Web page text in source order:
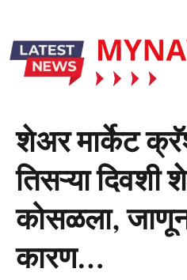
शेअर मार्केट
तिसऱ्या दिवशी
कोसळला, जाणून
कारण…